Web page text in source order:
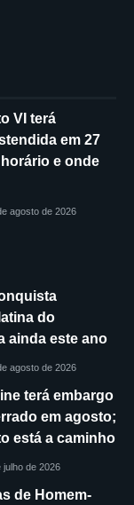
VI terá
em 27
e onde
agosto de 2026
do
ainda este ano
agosto de 2026
terá embargo
em agosto;
está a caminho
julho de 2026
de Homem-